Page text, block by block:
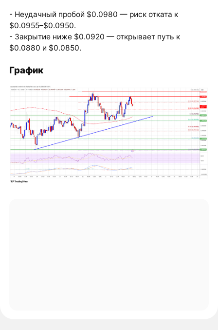
- Неудачный пробой $0.0980 — риск отката к
$0.0955–$0.0950.
- Закрытие ниже $0.0920 — открывает путь к
$0.0880 и $0.0850.
График